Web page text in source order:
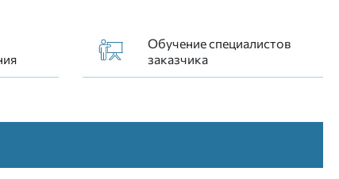
Обучение специалистов
заказчика